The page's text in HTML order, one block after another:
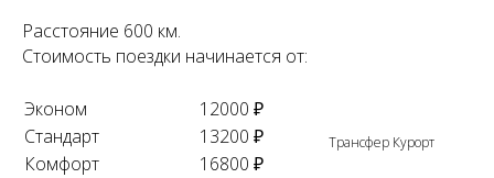
Расстояние 600 км.
Стоимость поездки начинается от:
Эконом
12000 ₽
Стандарт
13200 ₽
Комфорт
16800 ₽
Трансфер Курорт